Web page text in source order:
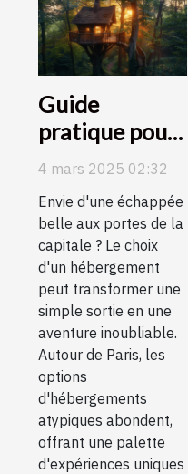
Guide
pratique pour
choisir son
atypique
autour de
Paris
4 mars 2025 02:32
Envie d'une échappée
belle aux portes de la
capitale ? Le choix
d'un hébergement
peut transformer une
simple sortie en une
aventure inoubliable.
Autour de Paris, les
options
d'hébergements
atypiques abondent,
offrant une palette
d'expériences uniques